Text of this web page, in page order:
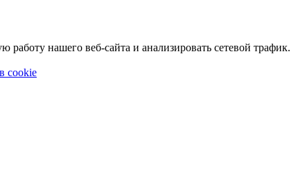
нашего веб-сайта и анализировать сетевой трафик.
cookie